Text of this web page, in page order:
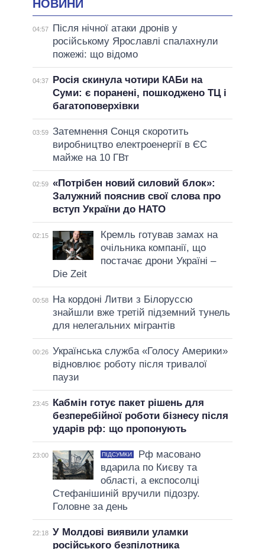
НОВИНИ
04:57
Після нічної атаки дронів у
російському Ярославлі спалахнули
пожежі: що відомо
04:37
Росія скинула чотири КАБи на
Суми: є поранені, пошкоджено ТЦ і
багатоповерхівки
03:59 Затемнення Сонця скоротить
виробництво електроенергії в ЄС
майже на 10 ГВт
02:59 «Потрібен новий силовий блок»:
Залужний пояснив свої слова про
вступ України до НАТО
02:15
Кремль готував замах на
очільника компанії, що
постачає дрони Україні –
Die Zeit
00:58
На кордоні Литви з Білоруссю
знайшли вже третій підземний тунель
для нелегальних мігрантів
00:26 Українська служба «Голосу Америки»
відновлює роботу після тривалої
паузи
23:45
Кабмін готує пакет рішень для
безперебійної роботи бізнесу після
ударів рф: що пропонують
23:00 ПІДСУМКИ
Рф масовано
вдарила по Києву та
області, а експосолці
Стефанішиній вручили підозру.
Головне за день
22:18 У Молдові виявили уламки
російського безпілотника